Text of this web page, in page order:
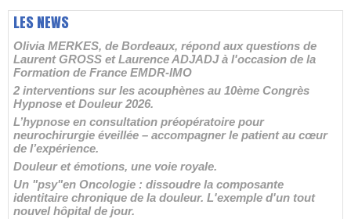
LES NEWS
Olivia MERKES, de Bordeaux, répond aux questions de
Laurent GROSS et Laurence ADJADJ à l'occasion de la
Formation de France EMDR-IMO
2 interventions sur les acouphènes au 10ème Congrès
Hypnose et Douleur 2026.
L’hypnose en consultation préopératoire pour
neurochirurgie éveillée – accompagner le patient au cœur
de l’expérience.
Douleur et émotions, une voie royale.
Un "psy"en Oncologie : dissoudre la composante
identitaire chronique de la douleur. L'exemple d'un tout
nouvel hôpital de jour.